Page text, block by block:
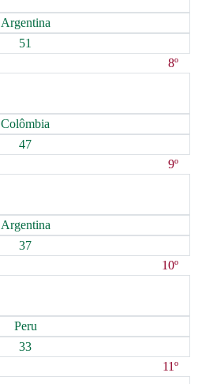
Argentina
51
8º
Colômbia
47
9º
Argentina
37
10º
Peru
33
11º